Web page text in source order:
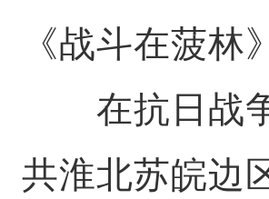
《战斗在菠林
在抗日战
共淮北苏皖边